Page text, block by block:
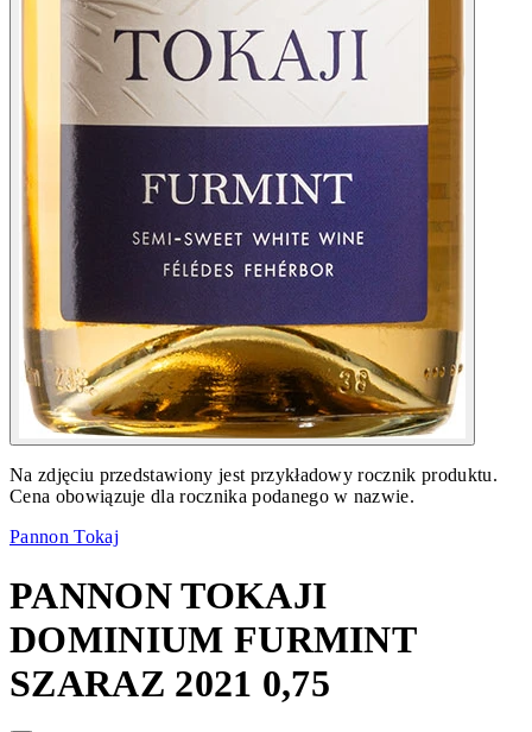
Na zdjęciu przedstawiony jest przykładowy rocznik produktu.
Cena obowiązuje dla rocznika podanego w nazwie.
Pannon Tokaj
PANNON TOKAJI
DOMINIUM FURMINT
SZARAZ 2021 0,75